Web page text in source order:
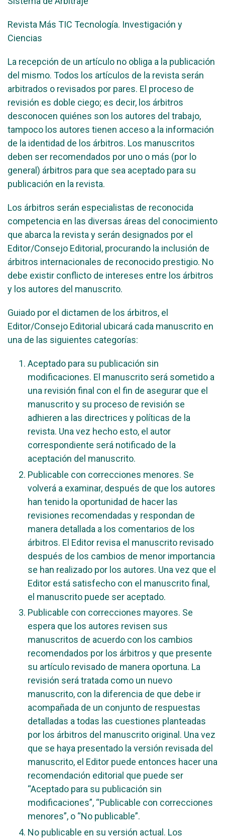
Revista Más TIC Tecnología. Investigación y
Ciencias
La recepción de un artículo no obliga a la publicación
del mismo. Todos los artículos de la revista serán
arbitrados o revisados por pares. El proceso de
revisión es doble ciego; es decir, los árbitros
desconocen quiénes son los autores del trabajo,
tampoco los autores tienen acceso a la información
de la identidad de los árbitros. Los manuscritos
deben ser recomendados por uno o más (por lo
general) árbitros para que sea aceptado para su
publicación en la revista.
Los árbitros serán especialistas de reconocida
competencia en las diversas áreas del conocimiento
que abarca la revista y serán designados por el
Editor/Consejo Editorial, procurando la inclusión de
árbitros internacionales de reconocido prestigio. No
debe existir conflicto de intereses entre los árbitros
y los autores del manuscrito.
Guiado por el dictamen de los árbitros, el
Editor/Consejo Editorial ubicará cada manuscrito en
una de las siguientes categorías:
Aceptado para su publicación sin
modificaciones. El manuscrito será sometido a
una revisión final con el fin de asegurar que el
manuscrito y su proceso de revisión se
adhieren a las directrices y políticas de la
revista. Una vez hecho esto, el autor
correspondiente será notificado de la
aceptación del manuscrito.
Publicable con correcciones menores. Se
volverá a examinar, después de que los autores
han tenido la oportunidad de hacer las
revisiones recomendadas y respondan de
manera detallada a los comentarios de los
árbitros. El Editor revisa el manuscrito revisado
después de los cambios de menor importancia
se han realizado por los autores. Una vez que el
Editor está satisfecho con el manuscrito final,
el manuscrito puede ser aceptado.
Publicable con correcciones mayores. Se
espera que los autores revisen sus
manuscritos de acuerdo con los cambios
recomendados por los árbitros y que presente
su artículo revisado de manera oportuna. La
revisión será tratada como un nuevo
manuscrito, con la diferencia de que debe ir
acompañada de un conjunto de respuestas
detalladas a todas las cuestiones planteadas
por los árbitros del manuscrito original. Una vez
que se haya presentado la versión revisada del
manuscrito, el Editor puede entonces hacer una
recomendación editorial que puede ser
“Aceptado para su publicación sin
modificaciones”, “Publicable con correcciones
menores”, o “No publicable”.
No publicable en su versión actual. Los